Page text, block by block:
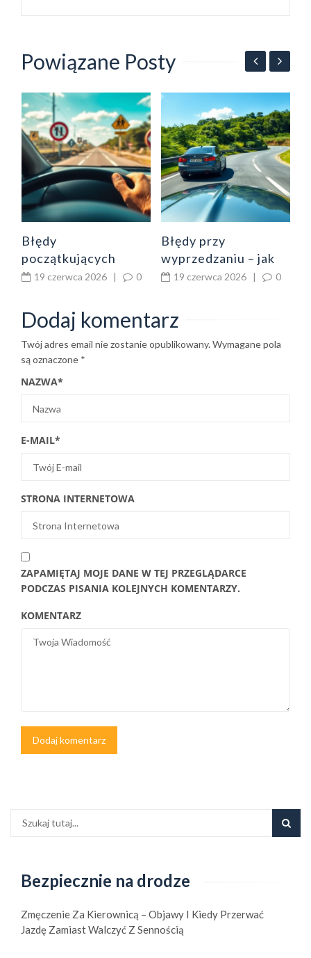
Powiązane Posty
Błędy
początkujących
kierowców po zdaniu
poprawić od razu
19 czerwca 2026 | 0
Błędy przy
wyprzedzaniu – jak
uniknąć zajechania
widoczności
19 czerwca 2026 | 0
Dodaj komentarz
Twój adres email nie zostanie opublikowany.Wymagane pola
są oznaczone *
NAZWA*
E-MAIL*
STRONA INTERNETOWA
ZAPAMIĘTAJ MOJE DANE W TEJ PRZEGLĄDARCE
PODCZAS PISANIA KOLEJNYCH KOMENTARZY.
KOMENTARZ
Bezpiecznie na drodze
Zmęczenie Za Kierownicą – Objawy I Kiedy Przerwać
Jazdę Zamiast Walczyć Z Sennością